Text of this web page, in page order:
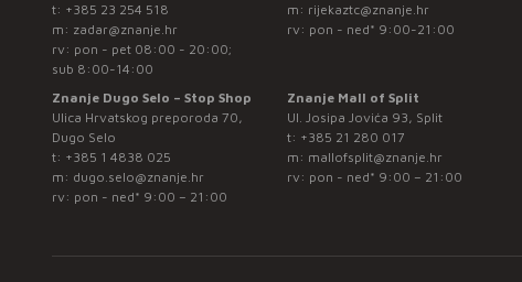
t: +385 23 254 518
m: zadar@znanje.hr
rv: pon - pet 08:00 - 20:00;
sub 8:00-14:00
m: rijekaztc@znanje.hr
rv: pon - ned* 9:00-21:00
Znanje Dugo Selo – Stop Shop
Ulica Hrvatskog preporoda 70,
Dugo Selo
t: +385 1 4838 025
m: dugo.selo@znanje.hr
rv: pon - ned* 9:00 – 21:00
Znanje Mall of Split
Ul. Josipa Jovića 93, Split
t: +385 21 280 017
m: mallofsplit@znanje.hr
rv: pon - ned* 9:00 – 21:00